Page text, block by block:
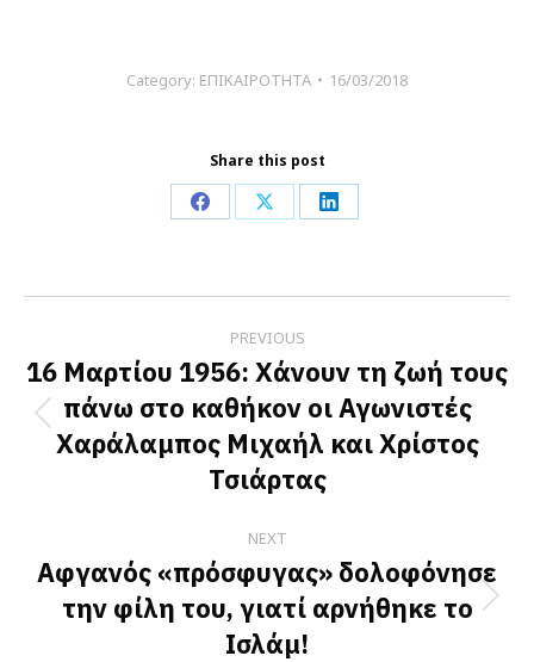
Category: ΕΠΙΚΑΙΡΟΤΗΤΑ 16/03/2018
Share this post
Share
Facebook
Share
X
Share
LinkedIn
navigation
PREVIOUS
Previous
post:
16 Μαρτίου 1956: Χάνουν τη ζωή τους
πάνω στο καθήκον οι Αγωνιστές
Χαράλαμπος Μιχαήλ και Χρίστος
Τσιάρτας
NEXT
Next
post:
Αφγανός «πρόσφυγας» δολοφόνησε
την φίλη του, γιατί αρνήθηκε το
Ισλάμ!